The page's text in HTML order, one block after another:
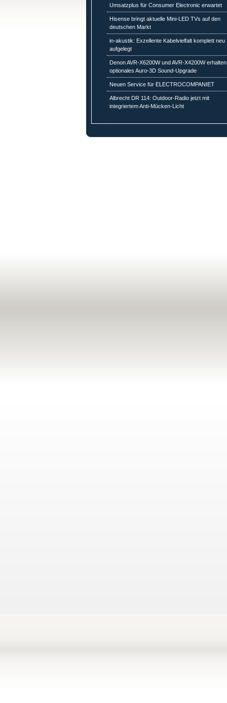
Umsatzplus für Consumer Electronic erwartet
Hisense bringt aktuelle Mini-LED TVs auf den
deutschen Markt
in-akustik: Exzellente Kabelvielfalt komplett neu
aufgelegt
Denon AVR-X6200W und AVR-X4200W erhalten
optionales Auro-3D Sound-Upgrade
Neuen Service für ELECTROCOMPANIET
Albrecht DR 114: Outdoor-Radio jetzt mit
integriertem Anti-Mücken-Licht